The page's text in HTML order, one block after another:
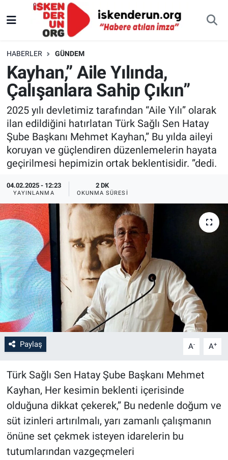
HABERLER GÜNDEM
Kayhan,” Aile Yılında,
Çalışanlara Sahip Çıkın”
2025 yılı devletimiz tarafından “Aile Yılı” olarak
ilan edildiğini hatırlatan Türk Sağlı Sen Hatay
Şube Başkanı Mehmet Kayhan,” Bu yılda aileyi
koruyan ve güçlendiren düzenlemelerin hayata
geçirilmesi hepimizin ortak beklentisidir. ”dedi.
04.02.2025 - 12:23
YAYINLANMA
2 DK
OKUNMA SÜRESI
Paylaş A- A+
Türk Sağlı Sen Hatay Şube Başkanı Mehmet
Kayhan, Her kesimin beklenti içerisinde
olduğuna dikkat çekerek,” Bu nedenle doğum ve
süt izinleri artırılmalı, yarı zamanlı çalışmanın
önüne set çekmek isteyen idarelerin bu
tutumlarından vazgeçmeleri